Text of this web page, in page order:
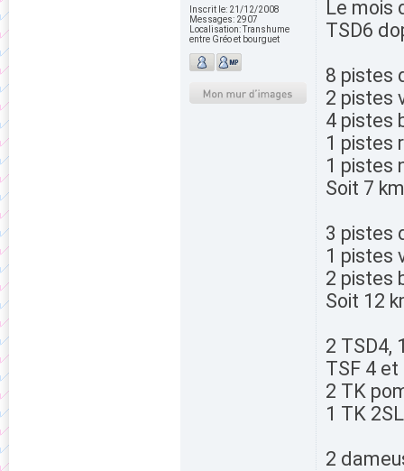
Inscrit le: 21/12/2008
Messages: 2907
Localisation:Transhume
entre Gréo et bourguet
Le mois
TSD6
8 pistes
2 pistes
4 pistes
1 pistes
1 pistes
Soit 7
3 pistes
1 pistes
2 pistes
Soit 12
2 TSD4,
TSF 4
2 TK
1 TK
2